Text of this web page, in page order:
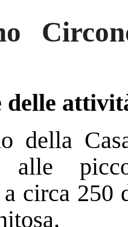
delle
della
alle
circa 250